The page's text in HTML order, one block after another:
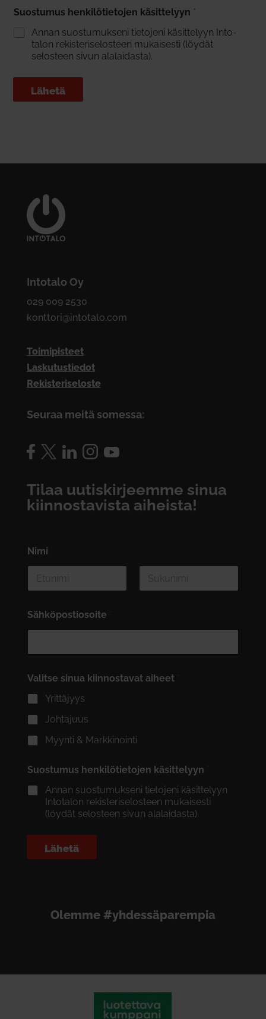
Suos­tumus hen­ki­lö­tie­tojen käsit­telyyn *
Annan suos­tu­mukseni tie­tojeni käsit­telyyn Into­
talon rekis­te­ri­se­losteen mukai­sesti (löydät
selosteen sivun ala­lai­dasta).
Lähetä
Intotalo Oy
029 009 2530
konttori@intotalo.com
Toimipisteet
Laskutustiedot
Rekisteriseloste
Seuraa meitä somessa:
Tilaa uutiskirjeemme sinua
kiinnostavista aiheista!
Nimi *
Sähköpostiosoite *
Valitse sinua kiinnostavat aiheet *
Yrittäjyys
Johtajuus
Myynti & Markkinointi
Suostumus henkilötietojen käsittelyyn *
Annan suostumukseni tietojeni käsittelyyn
Intotalon rekisteriselosteen mukaisesti
(löydät selosteen sivun alalaidasta).
Lähetä
Olemme #yhdessäparempia